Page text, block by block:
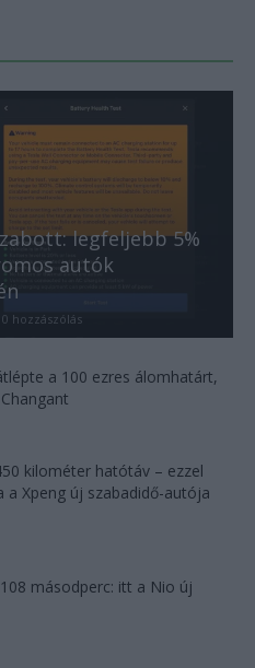
legfeljebb 5%
autók
0 hozzászólás
a 100 ezres álomhatárt,
kilométer hatótáv – ezzel
a Xpeng új szabadidő-autója
másodperc: itt a Nio új